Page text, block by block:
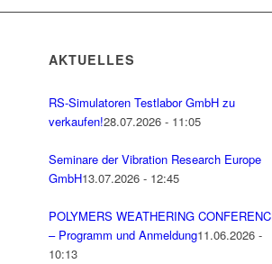
AKTUELLES
RS-Simulatoren Testlabor GmbH zu
verkaufen!28.07.2026 - 11:05
Seminare der Vibration Research Europe
GmbH13.07.2026 - 12:45
POLYMERS WEATHERING
– Programm und Anmeldung11.06.2026 -
10:13